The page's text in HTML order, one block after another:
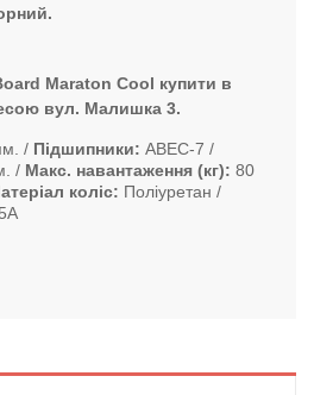
Maraton Cool купити в
вул. Малишка 3.
Підшипники
ABEC-7
Макс. навантаження (кг)
80
коліс
Поліуретан